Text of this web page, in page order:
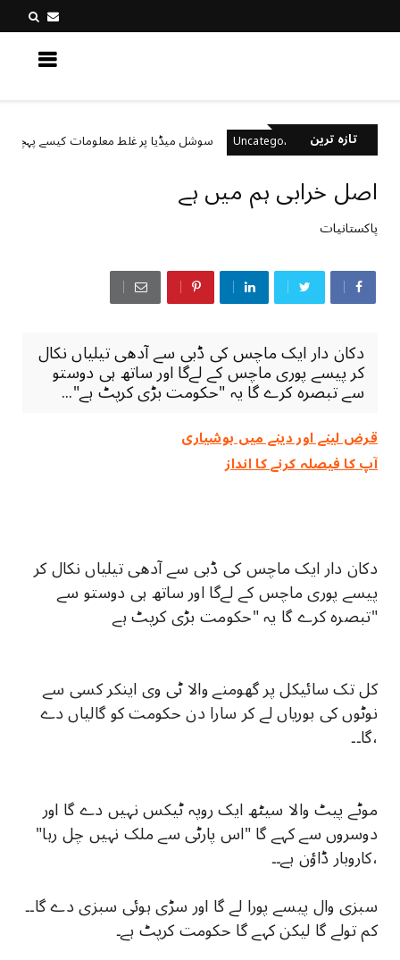
تازہ ترین
Uncategorized سوشل میڈیا پر غلط معلومات کیسے پہچانیں؟
اصل خرابی ہم میں ہے
پاکستانیات
دکان دار ایک ماچس کی ڈبی سے آدھی تیلیاں نکال
کر پیسے پوری ماچس کے لےگا اور ساتھ ہی دوستو
سے تبصرہ کرے گا یہ "حکومت بڑی کرپٹ ہے"...
قرض لینے اور دینے میں ہوشیاری
آپ کا فیصلہ کرنے کا انداز
دکان دار ایک ماچس کی ڈبی سے آدھی تیلیاں نکال کر
پیسے پوری ماچس کے لےگا اور ساتھ ہی دوستو سے
تبصرہ کرے گا یہ "حکومت بڑی کرپٹ ہے"
کل تک سائیکل پر گھومنے والا ٹی وی اینکر کسی سے
نوٹوں کی بوریاں لے کر سارا دن حکومت کو گالیاں دے
گا۔۔،
موٹے پیٹ والا سیٹھ ایک روپہ ٹیکس نہیں دے گا اور
دوسروں سے کہے گا "اس پارٹی سے ملک نہیں چل رہا"
کاروبار ڈاؤن ہے۔۔،
سبزی وال پیسے پورا لے گا اور سڑی ہوئی سبزی دے گا۔۔
کم تولے گا لیکن کہے گا حکومت کرپٹ ہے۔